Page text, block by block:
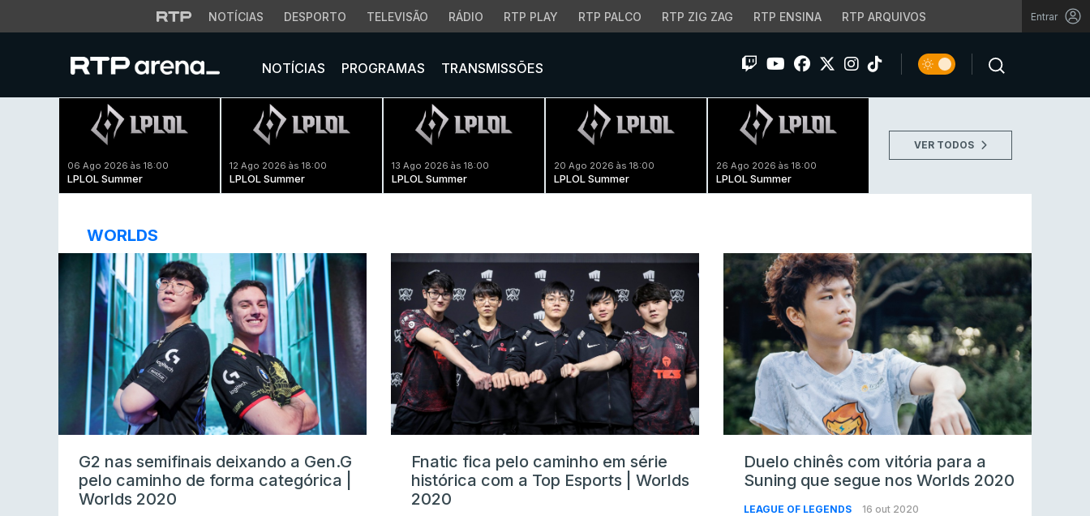
NOTÍCIAS DESPORTO TELEVISÃO RÁDIO RTP PLAY RTP PALCO RTP ZIG ZAG RTP ENSINA RTP ARQUIVOS Entrar
NOTÍCIAS PROGRAMAS TRANSMISSÕES
06 Ago 2026 às 18:00
LPLOL Summer
12 Ago 2026 às 18:00
LPLOL Summer
13 Ago 2026 às 18:00
LPLOL Summer
20 Ago 2026 às 18:00
LPLOL Summer
26 Ago 2026 às 18:00
LPLOL Summer
VER TODOS
WORLDS
G2 nas semifinais deixando a Gen.G
pelo caminho de forma categórica |
Worlds 2020
Fnatic fica pelo caminho em série
histórica com a Top Esports | Worlds
2020
Duelo chinês com vitória para a
Suning que segue nos Worlds 2020
LEAGUE OF LEGENDS 16 out 2020